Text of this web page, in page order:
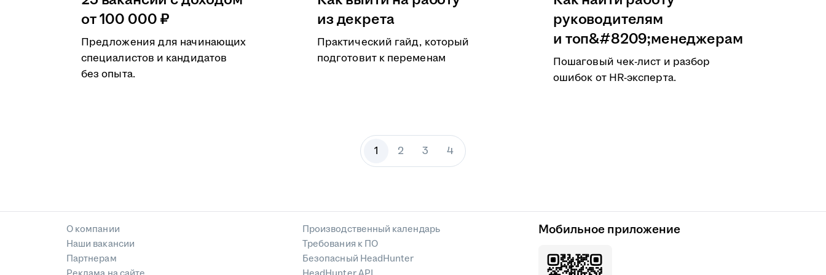
от 100 000 ₽
Предложения для начинающих
специалистов и кандидатов
без опыта.
из декрета
Практический гайд, который
подготовит к переменам
руководителям
и топ&#8209;менеджерам
Пошаговый чек-лист и разбор
ошибок от HR-эксперта.
1 2 3 4
О компании
Наши вакансии
Партнерам
Производственный календарь
Требования к ПО
Безопасный HeadHunter
Мобильное приложение